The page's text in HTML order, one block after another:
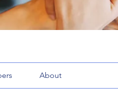
About